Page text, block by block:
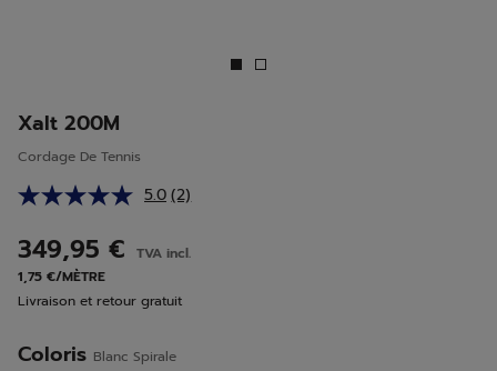
Xalt 200M
Cordage De Tennis
5.0 Lire
Lien
la
même
(2)
349,95 €
TVA incl.
1,75 €/MÈTRE
Livraison et retour gratuit
Coloris Blanc Spirale